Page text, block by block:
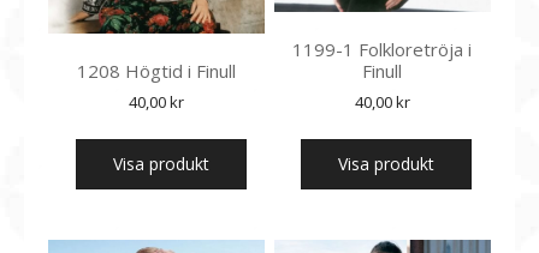
1199-1 Folkloretröja i
Finull
40,00kr
Visa produkt
1208 Högtid i Finull
40,00kr
Visa produkt